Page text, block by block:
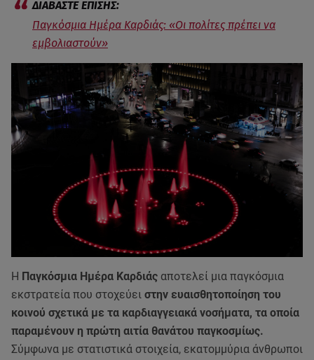
Παγκόσμια Ημέρα Καρδιάς: «Οι πολίτες πρέπει να
εμβολιαστούν»
Η Παγκόσμια Ημέρα Καρδιάς αποτελεί μια παγκόσμια
εκστρατεία που στοχεύει στην ευαισθητοποίηση του
κοινού σχετικά με τα καρδιαγγειακά νοσήματα, τα οποία
παραμένουν η πρώτη αιτία θανάτου παγκοσμίως.
Σύμφωνα με στατιστικά στοιχεία, εκατομμύρια άνθρωποι